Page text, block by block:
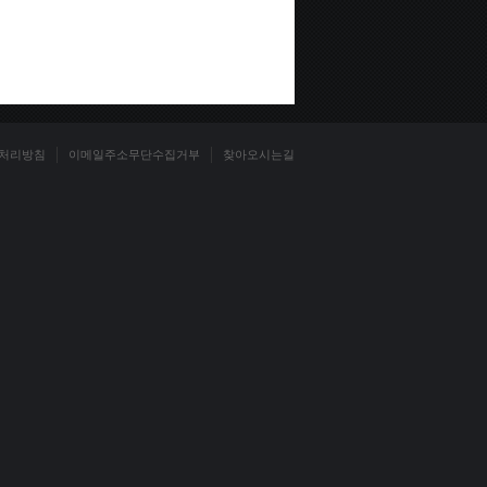
리방침 이메일주소무단수집거부 찾아오시는길